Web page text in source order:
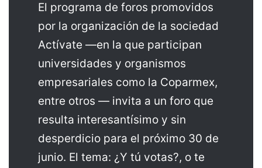
El programa de foros promovidos
por la organización de la sociedad
Actívate —en la que participan
universidades y organismos
empresariales como la Coparmex,
entre otros — invita a un foro que
resulta interesantísimo y sin
desperdicio para el próximo 30 de
junio. El tema: ¿Y tú votas?, o te